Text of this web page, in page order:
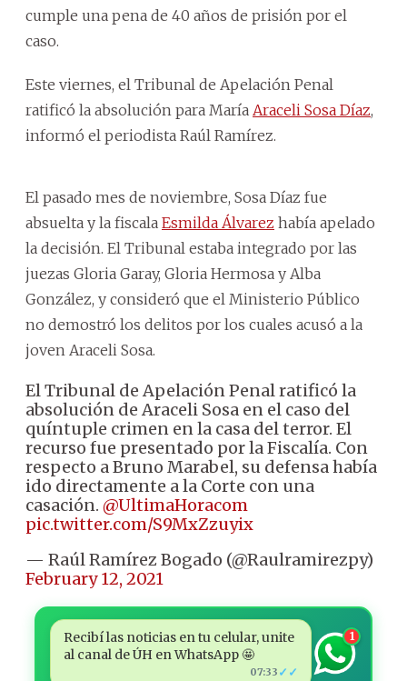
cumple una pena de 40 años de prisión por el
caso.
Este viernes, el Tribunal de Apelación Penal
ratificó la absolución para María Araceli Sosa Díaz,
informó el periodista Raúl Ramírez.
El pasado mes de noviembre, Sosa Díaz fue
absuelta y la fiscala Esmilda Álvarez había apelado
la decisión. El Tribunal estaba integrado por las
juezas Gloria Garay, Gloria Hermosa y Alba
González, y consideró que el Ministerio Público
no demostró los delitos por los cuales acusó a la
joven Araceli Sosa.
El Tribunal de Apelación Penal ratificó la
absolución de Araceli Sosa en el caso del
quíntuple crimen en la casa del terror. El
recurso fue presentado por la Fiscalía. Con
respecto a Bruno Marabel, su defensa había
ido directamente a la Corte con una
casación. @UltimaHoracom
pic.twitter.com/S9MxZzuyix
— Raúl Ramírez Bogado (@Raulramirezpy)
February 12, 2021
Recibí las noticias en tu celular, unite
al canal de ÚH en WhatsApp 🤩
07:33 ✓✓
1